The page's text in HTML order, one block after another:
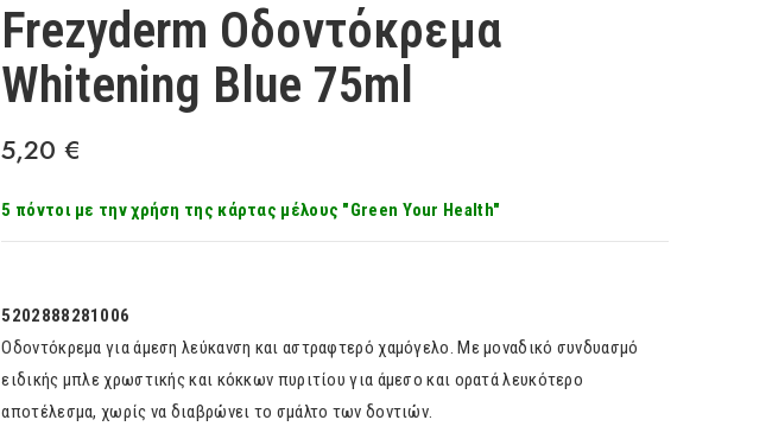
Frezyderm Οδοντόκρεμα
Whitening Blue 75ml
5,20€
5202888281006
Οδοντόκρεμα για άμεση λεύκανση και αστραφτερό χαμόγελο. Με μοναδικό συνδυασμό
ειδικής μπλε χρωστικής και κόκκων πυριτίου για άμεσο και ορατά λευκότερο
αποτέλεσμα, χωρίς να διαβρώνει το σμάλτο των δοντιών.
5 πόντοι με την χρήση της κάρτας μέλους "Green Your Health"